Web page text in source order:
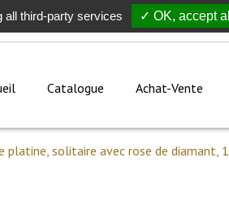
Catalogue Achat-Vente
platine, solitaire avec rose de diamant,
all third-party services ✓ OK, accept all